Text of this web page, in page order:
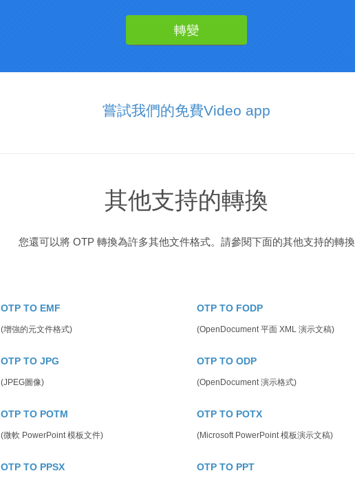
嘗試我們的免費Video app
其他支持的轉換
您還可以將 OTP 轉換為許多其他文件格式。請參閱下面的其他支持的轉換
OTP TO EMF
(增強的元文件格式)
OTP TO FODP
(OpenDocument 平面 XML 演示文稿)
OTP TO JPG
(JPEG圖像)
OTP TO ODP
(OpenDocument 演示格式)
OTP TO POTM
(微軟 PowerPoint 模板文件)
OTP TO POTX
(Microsoft PowerPoint 模板演示文稿)
OTP TO PPSX OTP TO PPT